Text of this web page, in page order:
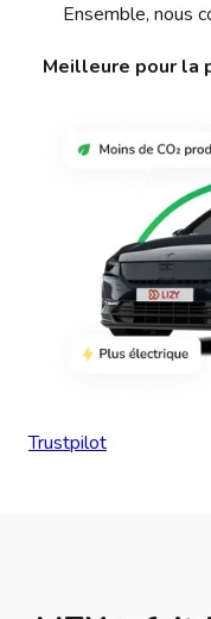
Ensemble, nous
Meilleure pour la
Trustpilot